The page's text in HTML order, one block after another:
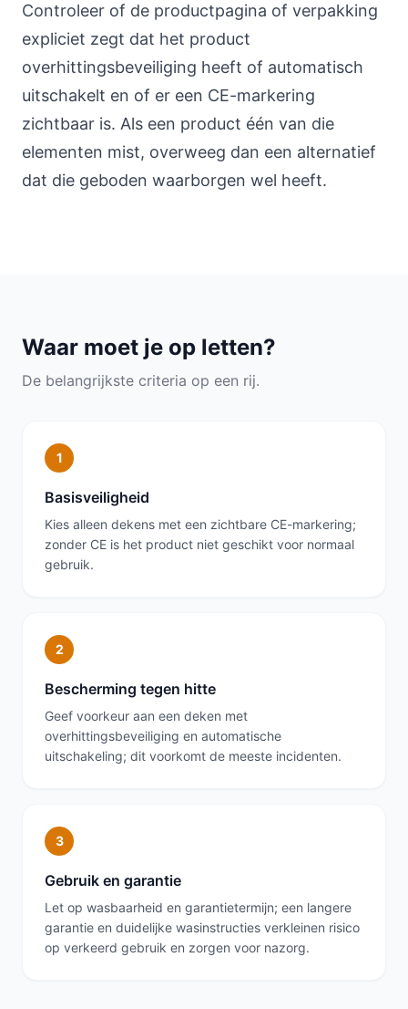
Controleer of de productpagina of verpakking
expliciet zegt dat het product
overhittingsbeveiliging heeft of automatisch
uitschakelt en of er een CE-markering
zichtbaar is. Als een product één van die
elementen mist, overweeg dan een alternatief
dat die geboden waarborgen wel heeft.
Waar moet je op letten?
De belangrijkste criteria op een rij.
1
Basisveiligheid
Kies alleen dekens met een zichtbare CE-markering;
zonder CE is het product niet geschikt voor normaal
gebruik.
2
Bescherming tegen hitte
Geef voorkeur aan een deken met
overhittingsbeveiliging en automatische
uitschakeling; dit voorkomt de meeste incidenten.
3
Gebruik en garantie
Let op wasbaarheid en garantietermijn; een langere
garantie en duidelijke wasinstructies verkleinen risico
op verkeerd gebruik en zorgen voor nazorg.